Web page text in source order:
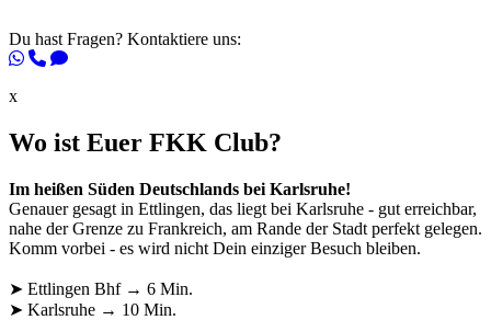
Du hast Fragen? Kontaktiere uns:
x
Wo ist Euer FKK Club?
Im heißen Süden Deutschlands bei Karlsruhe!
Genauer gesagt in Ettlingen, das liegt bei Karlsruhe - gut erreichbar,
nahe der Grenze zu Frankreich, am Rande der Stadt perfekt gelegen.
Komm vorbei - es wird nicht Dein einziger Besuch bleiben.
➤ Ettlingen Bhf → 6 Min.
➤ Karlsruhe → 10 Min.